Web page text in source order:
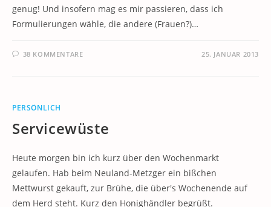
genug! Und insofern mag es mir passieren, dass ich
Formulierungen wähle, die andere (Frauen?)…
38 KOMMENTARE 25. JANUAR 2013
PERSÖNLICH
Servicewüste
Heute morgen bin ich kurz über den Wochenmarkt
gelaufen. Hab beim Neuland-Metzger ein bißchen
Mettwurst gekauft, zur Brühe, die über's Wochenende auf
dem Herd steht. Kurz den Honighändler begrüßt.